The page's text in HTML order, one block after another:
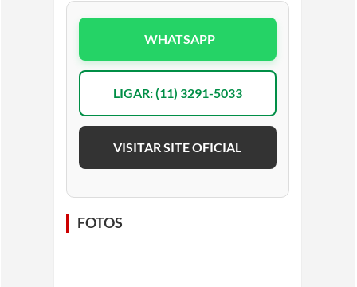
WHATSAPP
LIGAR: (11) 3291-5033
VISITAR SITE OFICIAL
FOTOS